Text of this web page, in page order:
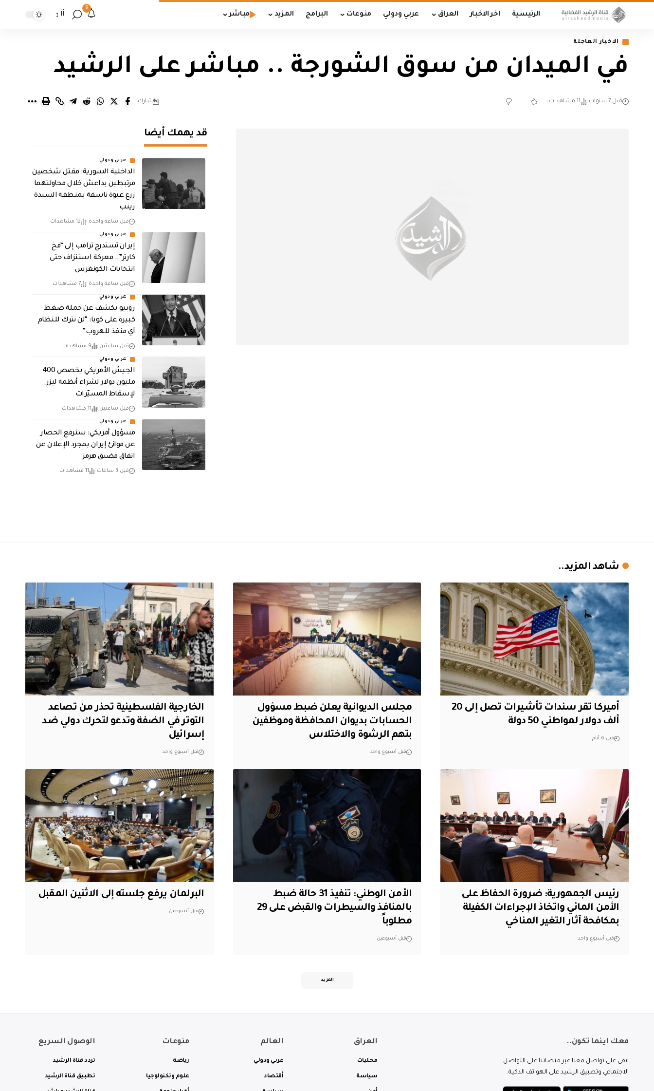
الرئيسية اخر الاخبار العراق عربي ودولي منوعات البرامج المزيد مباشر
9
أأ
الاخبار العاجلة
في الميدان من سوق الشورجة .. مباشر على الرشيد
قبل 7 سنوات 11 مشاهدات شارك
قد يهمك أيضا
عربي ودولي
الداخلية السورية: مقتل شخصين
مرتبطين بداعش خلال محاولتهما
زرع عبوة ناسفة بمنطقة السيدة
زينب
قبل ساعة واحدة 12 مشاهدات
عربي ودولي
إيران تستدرج ترامب إلى “فخ
كارتر”.. معركة استنزاف حتى
انتخابات الكونغرس
قبل ساعة واحدة 7 مشاهدات
عربي ودولي
روبيو يكشف عن حملة ضغط
كبيرة على كوبا: “لن نترك للنظام
أي منفذ للهروب”
قبل ساعتين 9 مشاهدات
عربي ودولي
الجيش الأمريكي يخصص 400
مليون دولار لشراء أنظمة ليزر
لإسقاط المسيّرات
قبل ساعتين 11 مشاهدات
عربي ودولي
مسؤول أمريكي: سنرفع الحصار
عن موانئ إيران بمجرد الإعلان عن
اتفاق مضيق هرمز
قبل 3 ساعات 11 مشاهدات
شاهد المزيد..
أميركا تقر سندات تأشيرات تصل إلى 20
ألف دولار لمواطني 50 دولة
قبل 6 أيام
مجلس الديوانية يعلن ضبط مسؤول
الحسابات بديوان المحافظة وموظفين
بتهم الرشوة والاختلاس
قبل أسبوع واحد
الخارجية الفلسطينية تحذر من تصاعد
التوتر في الضفة وتدعو لتحرك دولي ضد
إسرائيل
قبل أسبوع واحد
رئيس الجمهورية: ضرورة الحفاظ على
الأمن المائي واتخاذ الإجراءات الكفيلة
بمكافحة آثار التغير المناخي
قبل أسبوع واحد
الأمن الوطني: تنفيذ 31 حالة ضبط
بالمنافذ والسيطرات والقبض على 29
مطلوباً
قبل أسبوعين
البرلمان يرفع جلسته إلى الاثنين المقبل
قبل أسبوعين
المزيد
معك اينما تكون..
ابقى على تواصل معنا عبر منصاتنا على التواصل
الاجتماعي وتطبيق الرشيد على الهواتف الذكية.
العراق
محليات
سياسة
العالم
عربي ودولي
أقتصاد
منوعات
رياضة
علوم وتكنولوجيا
الوصول السريع
تردد قناة الرشيد
تطبيق قناة الرشيد